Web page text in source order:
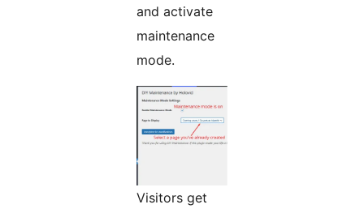
and activate
maintenance
mode.
Visitors get